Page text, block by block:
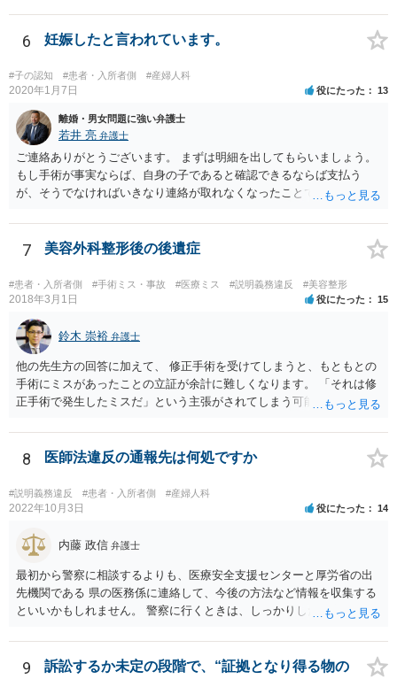
能力 8 引取りの希望 9 虐待の事実を認めていること 10 子どもの立場
に立った見方 11 衝動のコントロール 12 精神的安定 13 養育の知識・
立、トラブル 16 親族との関係 17 生活基盤の安定 18 子どもの心理的
居場所 19 地域の受入れ体制 20 地域の支援機能 お母様が別居して引き
取るプランは、児童相談所側からすると、17・18あたりでネガティブ
に捉えられる可能性がありますので、たとえば、あなた自身が安定し
た収入を有し、かつ、親族等の手厚い援助が得られ、お父様の影響を
排除できることを示さないかぎりはなかなか認められないように思わ
れます。 児童相談所の担当者は、中には問題のあるかたもいるかもし
れませんが、基本的には子どもの立場に立って動こうとされているか
ネガティブな評価を付けられるので、家庭復帰の可能性をどんどん狭
6 妊娠したと言われています。
#子の認知 #患者・入所者側 #産婦人科
2020年1月7日 役にたった 13
離婚・男女問題に強い弁護士
若井 亮 弁護士
ご連絡ありがとうございます。 まずは明細を出してもらいましょう。
もし手術が事実ならば、自身の子であると確認できるならば支払う
が、そうでなければいきなり連絡が取れなくなったことで不信感もあ
してはいかがでしょうか。 代理人となる場合ですが、事務所ごとにま
ちまちです。 弊所の場合、交渉をお受けするとなると20万円くらいが
7 美容外科整形後の後遺症
#患者・入所者側 #手術ミス・事故 #医療ミス #説明義務違反 #美容整形
2018年3月1日 役にたった 15
鈴木 崇裕 弁護士
他の先生方の回答に加えて、 修正手術を受けてしまうと、もともとの
手術にミスがあったことの立証が余計に難しくなります。 「それは修
正手術で発生したミスだ」という主張がされてしまう可能性があるか
検討なさっているのであれば、修正手術を受けるまえに弁護士に相談
して対応を決めることを強くお勧めいたします。
8 医師法違反の通報先は何処ですか
#説明義務違反 #患者・入所者側 #産婦人科
2022年10月3日 役にたった 14
内藤 政信 弁護士
最初から警察に相談するよりも、医療安全支援センターと厚労省の出
先機関である 県の医務係に連絡して、今後の方法など情報を収集する
といいかもしれません。 警察に行くときは、しっかりした被害届ある
9
訴訟するか未定の段階で、“証拠となり得る物の